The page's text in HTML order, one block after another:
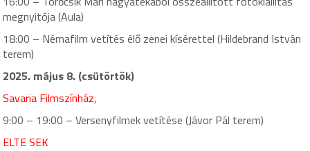
megnyitója (Aula)
18:00 – Némafilm vetítés élő zenei kísérettel (Hildebrand István
terem)
2025. május 8. (csütörtök)
Savaria Filmszínház,
9:00 – 19:00 – Versenyfilmek vetítése (Jávor Pál terem)
ELTE SEK